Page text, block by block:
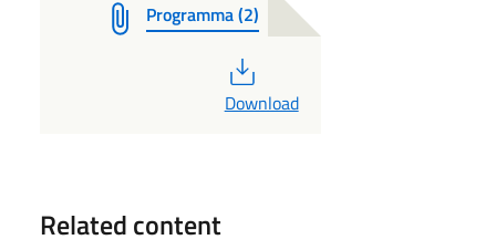
Programma (2)
PDF
Download
Related content